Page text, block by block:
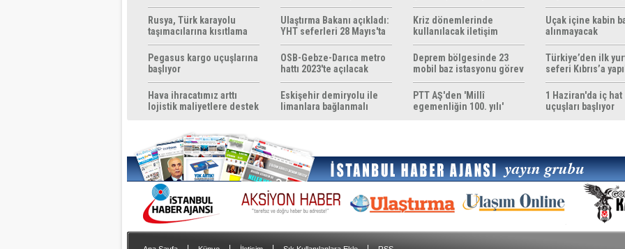
Rusya, Türk karayolu
taşımacılarına kısıtlama
getirebilir
Pegasus kargo uçuşlarına
başlıyor
Hava ihracatımız arttı
lojistik maliyetlere destek
Ulaştırma Bakanı açıkladı:
YHT seferleri 28 Mayıs'ta
başlıyor
OSB-Gebze-Darıca metro
hattı 2023'te açılacak
Eskişehir demiryolu ile
limanlara bağlanmalı
Kriz dönemlerinde
kullanılacak iletişim
yöntemleri rehberi
hazırlandı
Deprem bölgesinde 23
mobil baz istasyonu görev
yapıyor
PTT AŞ'den 'Millî
egemenliğin 100. yılı'
Uçak içine kabin
alınmayacak
Türkiye’den ilk yurt
seferi Kıbrıs’a
1 Haziran'da iç hat
uçuşları başlıyor